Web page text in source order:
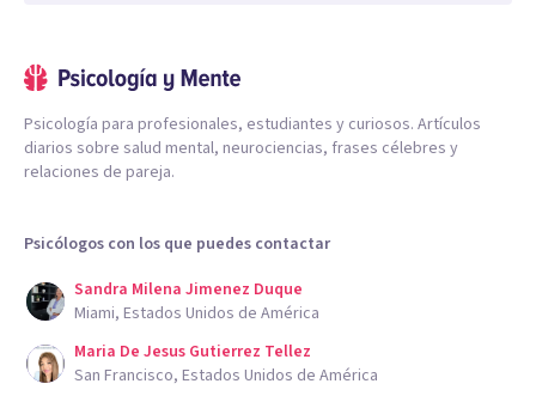
Psicología para profesionales, estudiantes y curiosos. Artículos
diarios sobre salud mental, neurociencias, frases célebres y
relaciones de pareja.
Psicólogos con los que puedes contactar
Sandra Milena Jimenez Duque
Miami, Estados Unidos de América
Maria De Jesus Gutierrez Tellez
San Francisco, Estados Unidos de América